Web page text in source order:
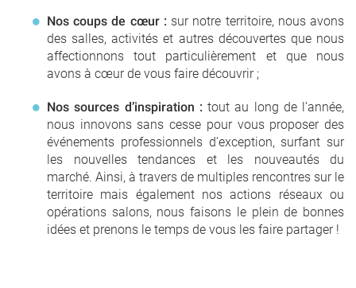
Nos coups de cœur : sur notre territoire, nous avons
des salles, activités et autres découvertes que nous
affectionnons tout particulièrement et que nous
avons à cœur de vous faire découvrir ;
Nos sources d’inspiration : tout au long de l’année,
nous innovons sans cesse pour vous proposer des
événements professionnels d’exception, surfant sur
les nouvelles tendances et les nouveautés du
marché. Ainsi, à travers de multiples rencontres sur le
territoire mais également nos actions réseaux ou
opérations salons, nous faisons le plein de bonnes
idées et prenons le temps de vous les faire partager !